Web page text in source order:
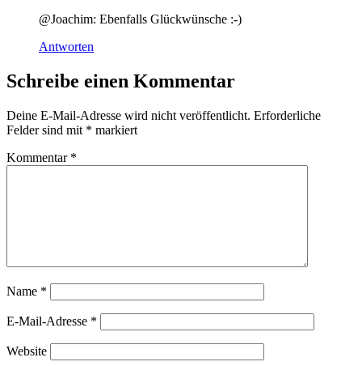
@Joachim: Ebenfalls Glückwünsche :-)
Antworten
Schreibe einen Kommentar
Deine E-Mail-Adresse wird nicht veröffentlicht. Erforderliche
Felder sind mit * markiert
Kommentar *
Name *
E-Mail-Adresse *
Website